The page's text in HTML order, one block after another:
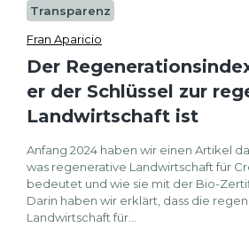
Transparenz
Fran Aparicio
Der
er der Schlüssel zur
Landwirtschaft ist
Anfang 2024 haben wir einen Artikel
was regenerative Landwirtschaft für
bedeutet und wie sie mit der Bio-
Darin haben wir erklärt, dass die
Landwirtschaft für...